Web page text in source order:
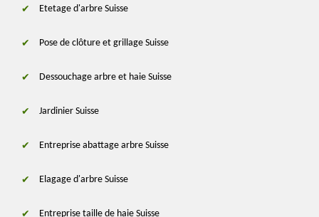
Etetage d'arbre Suisse
Pose de clôture et grillage Suisse
Dessouchage arbre et haie Suisse
Jardinier Suisse
Entreprise abattage arbre Suisse
Elagage d'arbre Suisse
Entreprise taille de haie Suisse